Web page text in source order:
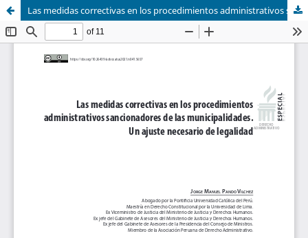
Las medidas correctivas en los procedimientos administrativos sancionadores de las municipalidades. Un ajuste necesario de legalidad.